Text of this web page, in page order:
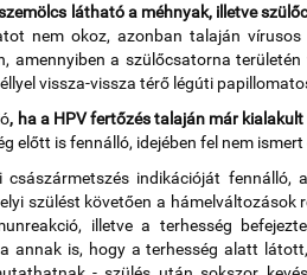
látható a méhnyak, illetve
nem okoz, azonban talaján vírusos
amennyiben a szülőcsatorna
vissza-vissza térő légúti
, ha a HPV fertőzés talaján már
előtt is fennálló, idejében fel nem
indikációját fennálló,
szülést követően a hámelváltozások
illetve a terhesség
annak is, hogy a terhesség alatt